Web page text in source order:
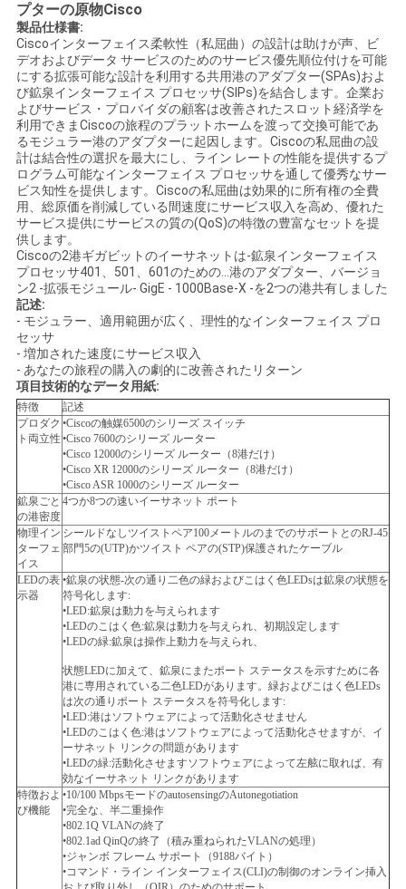
連
絡
く
だ
さ
い
ニ
ュ
ー
ス
事
SITEMAP
プ
ー
ポ
プターの原物Cisco
製品仕様書:
Ciscoインターフェイス柔軟性（私屈曲）の設計は助けが声、ビ
デオおよびデータ サービスのためのサービス優先順位付けを可能
にする拡張可能な設計を利用する共用港のアダプター(SPAs)およ
び鉱泉インターフェイス プロセッサ(SIPs)を結合します。企業お
よびサービス・プロバイダの顧客は改善されたスロット経済学を
利用できまCiscoの旅程のプラットホームを渡って交換可能であ
るモジュラー港のアダプターに起因します。Ciscoの私屈曲の設
計は結合性の選択を最大にし、ライン レートの性能を提供するプ
ログラム可能なインターフェイス プロセッサを通して優秀なサー
ビス知性を提供します。Ciscoの私屈曲は効果的に所有権の全費
用、総原価を削減している間速度にサービス収入を高め、優れた
サービス提供にサービスの質の(QoS)の特徴の豊富なセットを提
供します。
Ciscoの2港ギガビットのイーサネットは-鉱泉インターフェイス
プロセッサ401、501、601のための…港のアダプター、バージョ
ン2 -拡張モジュール- GigE - 1000Base-X -を2つの港共有しました
記述:
- モジュラー、適用範囲が広く、理性的なインターフェイス プロ
セッサ
- 増加された速度にサービス収入
- あなたの旅程の購入の劇的に改善されたリターン
項目技術的なデータ用紙:
特徴
記述
プロダク
ト両立性
•Ciscoの触媒6500のシリーズ スイッチ
•Cisco 7600のシリーズ ルーター
•Cisco 12000のシリーズ ルーター（8港だけ）
•Cisco XR 12000のシリーズ ルーター（8港だけ）
•Cisco ASR 1000のシリーズ ルーター
鉱泉ごと
の港密度
4つか8つの速いイーサネット ポート
物理イン
ターフェ
イス
シールドなしツイストペア100メートルのまでのサポートとのRJ-45
部門5の(UTP)かツイスト ペアの(STP)保護されたケーブル
LEDの表
示器
•鉱泉の状態-次の通り二色の緑およびこはく色LEDsは鉱泉の状態を
符号化します:
•LED:鉱泉は動力を与えられます
•LEDのこはく色:鉱泉は動力を与えられ、初期設定します
•LEDの緑:鉱泉は操作上動力を与えられ、
状態LEDに加えて、鉱泉にまたポート ステータスを示すために各
港に専用されている二色LEDがあります。緑およびこはく色LEDs
は次の通りポート ステータスを符号化します:
•LED:港はソフトウェアによって活動化させません
•LEDのこはく色:港はソフトウェアによって活動化させますが、イ
ーサネット リンクの問題があります
•LEDの緑:活動化させますソフトウェアによって左舷に取れば、有
効なイーサネット リンクがあります
特徴およ
び機能
•10/100 MbpsモードのautosensingのAutonegotiation
•完全な、半二重操作
•802.1Q VLANの終了
•802.1ad QinQの終了（積み重ねられたVLANの処理）
•ジャンボ フレーム サポート（9188バイト）
•コマンド・ライン インターフェイス(CLI)の制御のオンライン挿入